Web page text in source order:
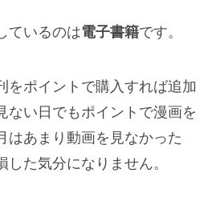
ているのは電子書籍です。
をポイントで購入すれば追加
ない日でもポイントで漫画を
はあまり動画を見なかった
した気分になりません。